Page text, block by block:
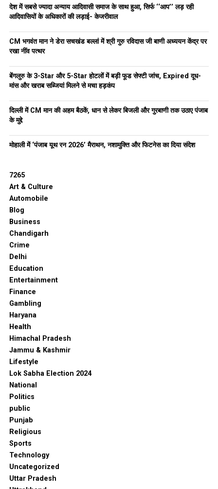
देश में सबसे ज्यादा अन्याय आदिवासी समाज के साथ हुआ, सिर्फ ‘‘आप’’ लड़ रही
आदिवासियों के अधिकारों की लड़ाई- केजरीवाल
CM भगवंत मान ने डेरा सचखंड बल्लां में श्री गुरु रविदास जी बाणी अध्ययन केंद्र पर
रखा नींव पत्थर
बेंगलुरु के 3-Star और 5-Star होटलों में बड़ी फूड सेफ्टी जांच, Expired दूध-
मांस और खराब सब्जियां मिलने से मचा हड़कंप
दिल्ली में CM मान की अहम बैठकें, धान से लेकर बिजली और गुरबाणी तक उठाए पंजाब
के मुद्दे
मोहाली में ‘पंजाब यूथ रन 2026’ मैराथन, नशामुक्ति और फिटनेस का दिया संदेश
7265
Art & Culture
Automobile
Blog
Business
Chandigarh
Crime
Delhi
Education
Entertainment
Finance
Gambling
Haryana
Health
Himachal Pradesh
Jammu & Kashmir
Lifestyle
Lok Sabha Election 2024
National
Politics
public
Punjab
Religious
Sports
Technology
Uncategorized
Uttar Pradesh